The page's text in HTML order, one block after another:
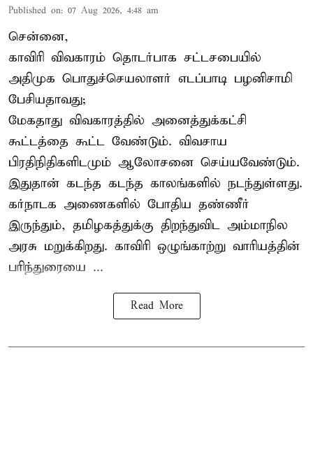
Published on: 07 Aug 2026, 4:48 am
சென்னை,
காவிரி விவகாரம் தொடர்பாக சட்டசபையில்
அதிமுக பொதுச்செயலாளர் எடப்பாடி பழனிசாமி
பேசியதாவது;
மேகதாது விவகாரத்தில் அனைத்துக்கட்சி
கூட்டத்தை கூட்ட வேண்டும். விவசாய
பிரதிநிதிகளிடமும் ஆலோசனை செய்யவேண்டும்.
இதுதான் கடந்த கடந்த காலங்களில் நடந்துள்ளது.
கர்நாடக அணைகளில் போதிய தண்ணீர்
இருந்தும், தமிழகத்துக்கு திறந்துவிட அம்மாநில
அரசு மறுக்கிறது. காவிரி ஒழுங்காற்று வாரியத்தின்
பரிந்துரையை ...
Read More